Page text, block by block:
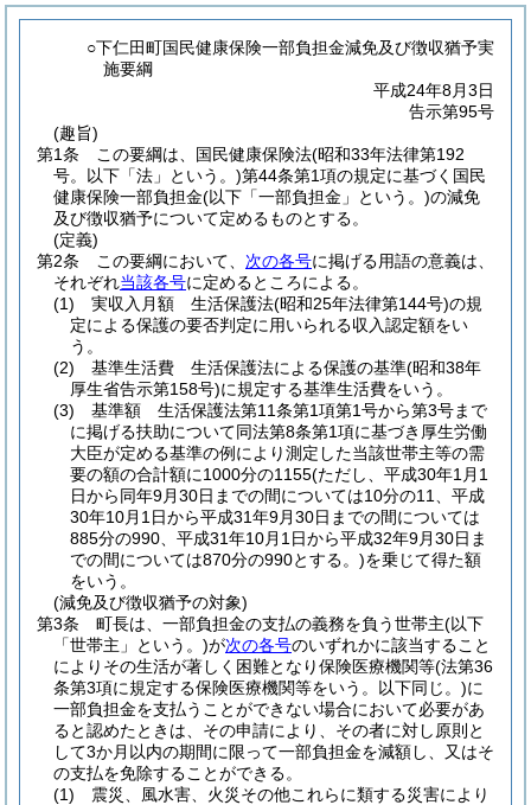
○下仁田町国民健康保険一部負担金減免及び徴収猶予実
施要綱
平成24年8月3日
告示第95号
(趣旨)
第1条
この要綱は、国民健康保険法(昭和33年法律第192
号。以下「法」という。)第44条第1項の規定に基づく国民
健康保険一部負担金(以下「一部負担金」という。)の減免
及び徴収猶予について定めるものとする。
(定義)
第2条
この要綱において、 次の各号に掲げる用語の意義は、
それぞれ当該各号に定めるところによる。
(1)
実収入月額 生活保護法(昭和25年法律第144号)の規
定による保護の要否判定に用いられる収入認定額をい
う。
(2)
基準生活費 生活保護法による保護の基準(昭和38年
厚生省告示第158号)に規定する基準生活費をいう。
(3)
基準額 生活保護法第11条第1項第1号から第3号まで
に掲げる扶助について同法第8条第1項に基づき厚生労働
大臣が定める基準の例により測定した当該世帯主等の需
要の額の合計額に1000分の1155(ただし、平成30年1月1
日から同年9月30日までの間については10分の11、平成
30年10月1日から平成31年9月30日までの間については
885分の990、平成31年10月1日から平成32年9月30日ま
での間については870分の990とする。)を乗じて得た額
をいう。
(減免及び徴収猶予の対象)
第3条
町長は、一部負担金の支払の義務を負う世帯主(以下
「世帯主」という。)が次の各号のいずれかに該当すること
によりその生活が著しく困難となり保険医療機関等(法第36
条第3項に規定する保険医療機関等をいう。以下同じ。)に
一部負担金を支払うことができない場合において必要があ
ると認めたときは、その申請により、その者に対し原則と
して3か月以内の期間に限って一部負担金を減額し、又はそ
の支払を免除することができる。
(1)
震災、風水害、火災その他これらに類する災害により